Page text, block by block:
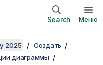
Search Меню
2025
Создать
диаграммы